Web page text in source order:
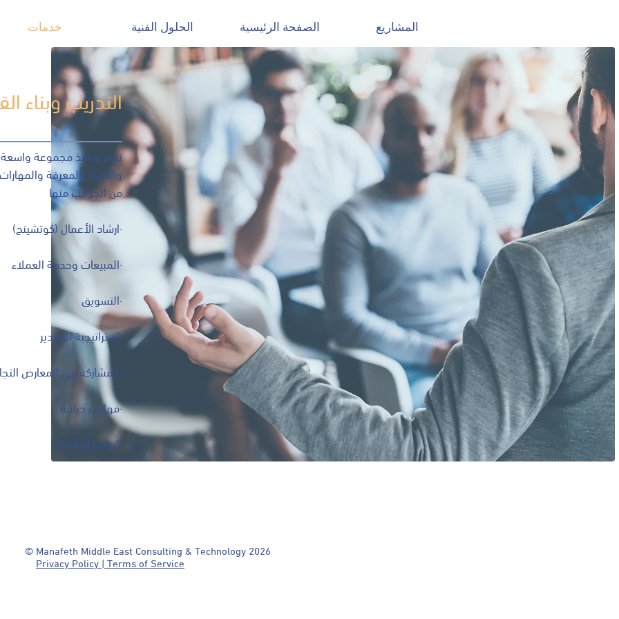
خدمات الحلول الفنية الصفحة الرئيسية المشاريع
التدريب وبناء
توفر منافذ مجموعة
والأفراد بالمعرفة
من الجوانب منها
·ارشاد الأعمال (كوتشينج)
·المبيعات وخدمة العملاء
·التسويق
·استراتيجية التصدير
·المشاركة في المعارض
·مهارات حياتية
البرامج الريادية
© Manafeth Middle East Consulting & Technology 2026
Privacy Policy | Terms of Service